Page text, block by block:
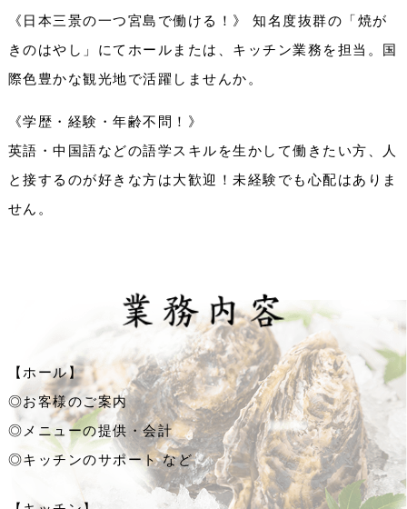
《日本三景の一つ宮島で働ける！》 知名度抜群の「焼が
きのはやし」にてホールまたは、キッチン業務を担当。国
際色豊かな観光地で活躍しませんか。
《学歴・経験・年齢不問！》
英語・中国語などの語学スキルを生かして働きたい方、人
と接するのが好きな方は大歓迎！未経験でも心配はありま
せん。
【ホール】
◎お客様のご案内
◎メニューの提供・会計
◎キッチンのサポート など